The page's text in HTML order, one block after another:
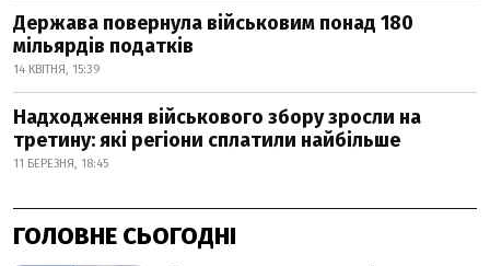
Держава повернула військовим понад 180
мільярдів податків
14 КВІТНЯ, 15:39
Надходження військового збору зросли на
третину: які регіони сплатили найбільше
11 БЕРЕЗНЯ, 18:45
ГОЛОВНЕ СЬОГОДНІ